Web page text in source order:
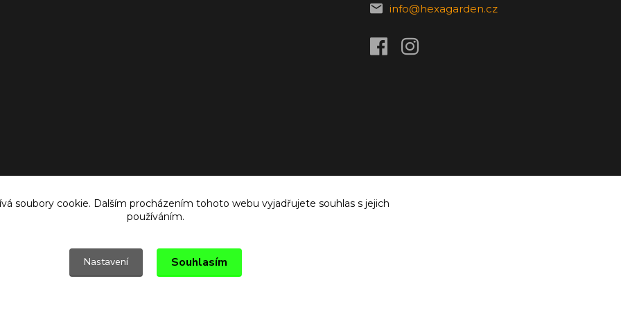
info@hexagarden.cz
soubory cookie. Dalším procházením tohoto webu vyjadřujete souhlas s jejich
používáním.
Nastavení Souhlasím